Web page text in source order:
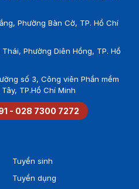
Phường Bàn Cờ, TP. Hồ Chí
Thái, Phường Diên Hồng, TP. Hồ
số 3, Công viên Phần mềm
TP.Hồ Chí Minh
- 028 7300 7272
Tuyển sinh
Tuyển dụng